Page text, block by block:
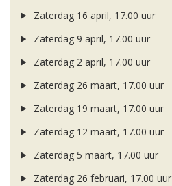
Zaterdag 16 april, 17.00 uur
Zaterdag 9 april, 17.00 uur
Zaterdag 2 april, 17.00 uur
Zaterdag 26 maart, 17.00 uur
Zaterdag 19 maart, 17.00 uur
Zaterdag 12 maart, 17.00 uur
Zaterdag 5 maart, 17.00 uur
Zaterdag 26 februari, 17.00 uur